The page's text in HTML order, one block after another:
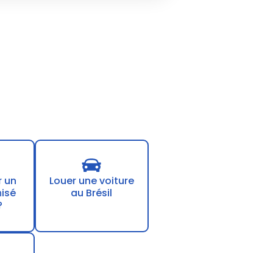
un
Louer une voiture
au Brésil